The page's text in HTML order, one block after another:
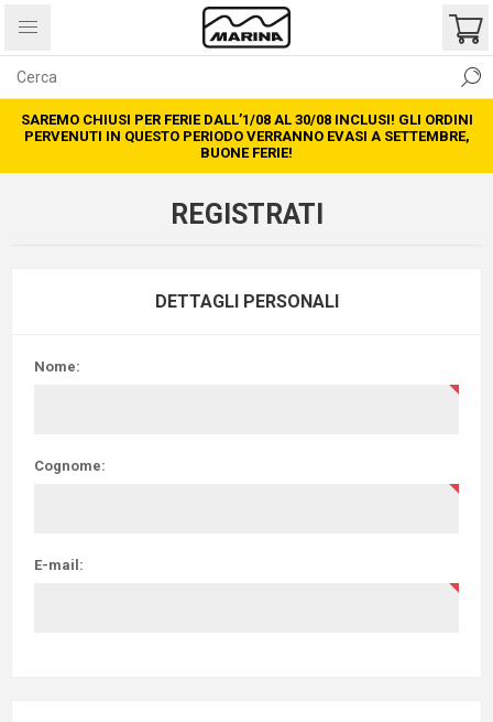
SAREMO CHIUSI PER FERIE DALL’1/08 AL 30/08 INCLUSI! GLI ORDINI
PERVENUTI IN QUESTO PERIODO VERRANNO EVASI A SETTEMBRE,
BUONE FERIE!
REGISTRATI
DETTAGLI PERSONALI
Nome:
Cognome:
E-mail: